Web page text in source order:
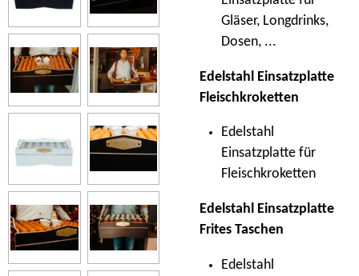
Gläser, Longdrinks,
Dosen, ...
Edelstahl Einsatzplatte
Fleischkroketten
Edelstahl
Einsatzplatte für
Fleischkroketten
Edelstahl Einsatzplatte
Frites Taschen
Edelstahl